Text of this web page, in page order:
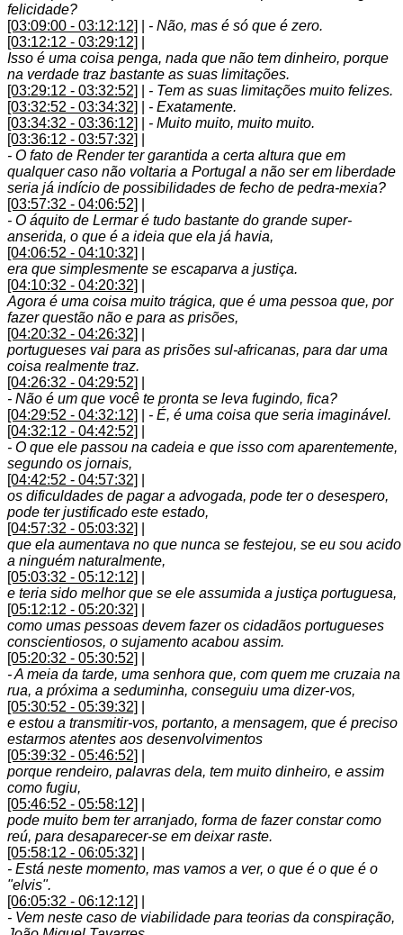
felicidade?
[03:09:00 - 03:12:12]
- Não, mas é só que é zero.
[03:12:12 - 03:29:12]
Isso é uma coisa penga, nada que não tem dinheiro, porque
na verdade traz bastante as suas limitações.
[03:29:12 - 03:32:52]
- Tem as suas limitações muito felizes.
[03:32:52 - 03:34:32]
- Exatamente.
[03:34:32 - 03:36:12]
- Muito muito, muito muito.
[03:36:12 - 03:57:32]
- O fato de Render ter garantida a certa altura que em
qualquer caso não voltaria a Portugal a não ser em liberdade
seria já indício de possibilidades de fecho de pedra-mexia?
[03:57:32 - 04:06:52]
- O áquito de Lermar é tudo bastante do grande super-
anserida, o que é a ideia que ela já havia,
[04:06:52 - 04:10:32]
era que simplesmente se escaparva a justiça.
[04:10:32 - 04:20:32]
Agora é uma coisa muito trágica, que é uma pessoa que, por
fazer questão não e para as prisões,
[04:20:32 - 04:26:32]
portugueses vai para as prisões sul-africanas, para dar uma
coisa realmente traz.
[04:26:32 - 04:29:52]
- Não é um que você te pronta se leva fugindo, fica?
[04:29:52 - 04:32:12]
- É, é uma coisa que seria imaginável.
[04:32:12 - 04:42:52]
- O que ele passou na cadeia e que isso com aparentemente,
segundo os jornais,
[04:42:52 - 04:57:32]
os dificuldades de pagar a advogada, pode ter o desespero,
pode ter justificado este estado,
[04:57:32 - 05:03:32]
que ela aumentava no que nunca se festejou, se eu sou acido
a ninguém naturalmente,
[05:03:32 - 05:12:12]
e teria sido melhor que se ele assumida a justiça portuguesa,
[05:12:12 - 05:20:32]
como umas pessoas devem fazer os cidadãos portugueses
conscientiosos, o sujamento acabou assim.
[05:20:32 - 05:30:52]
- A meia da tarde, uma senhora que, com quem me cruzaia na
rua, a próxima a seduminha, conseguiu uma dizer-vos,
[05:30:52 - 05:39:32]
e estou a transmitir-vos, portanto, a mensagem, que é preciso
estarmos atentes aos desenvolvimentos
[05:39:32 - 05:46:52]
porque rendeiro, palavras dela, tem muito dinheiro, e assim
como fugiu,
[05:46:52 - 05:58:12]
pode muito bem ter arranjado, forma de fazer constar como
reú, para desaparecer-se em deixar raste.
[05:58:12 - 06:05:32]
- Está neste momento, mas vamos a ver, o que é o que é o
"elvis".
[06:05:32 - 06:12:12]
- Vem neste caso de viabilidade para teorias da conspiração,